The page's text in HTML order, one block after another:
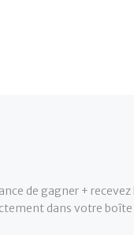
de gagner + recevez
dans votre boîte